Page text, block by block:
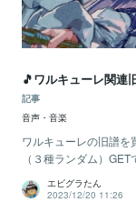
🎵ワルキューレ関連
記事
音声・音楽
ワルキューレの旧譜を
（３種ランダム）
エビグラたん
2023/12/20 11:26